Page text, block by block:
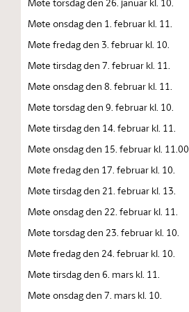
Møte onsdag den 1. februar kl. 11.
Møte fredag den 3. februar kl. 10.
Møte tirsdag den 7. februar kl. 11.
Møte onsdag den 8. februar kl. 11.
Møte torsdag den 9. februar kl. 10.
Møte tirsdag den 14. februar kl. 11.
Møte onsdag den 15. februar kl. 11.00
Møte fredag den 17. februar kl. 10.
Møte tirsdag den 21. februar kl. 13.
Møte onsdag den 22. februar kl. 11.
Møte torsdag den 23. februar kl. 10.
Møte fredag den 24. februar kl. 10.
Møte tirsdag den 6. mars kl. 11.
Møte onsdag den 7. mars kl. 10.